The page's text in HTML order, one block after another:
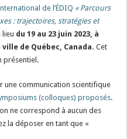
de l’ÉDIQ « Parcours
: trajectoires, stratégies et
du 19 au 23 juin 2023, à
de Québec, Canada.Cet
présentiel.
une communication scientifique
(colloques) proposés.
ne correspond à aucun des
la déposer en tant que «